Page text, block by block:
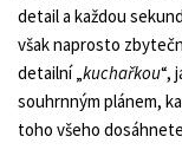
detail a každou
však naprosto
detailní „kuchařkou“,
souhrnným plánem,
toho všeho